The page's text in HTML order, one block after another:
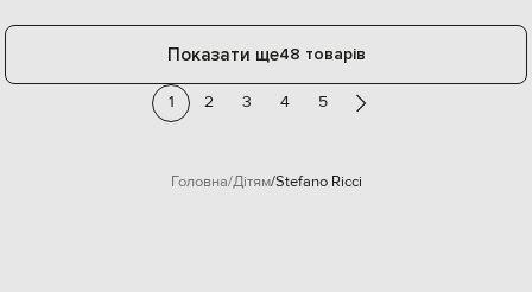
Показати ще48 товарів
1 2 3 4 5
Головна Дітям Stefano Ricci